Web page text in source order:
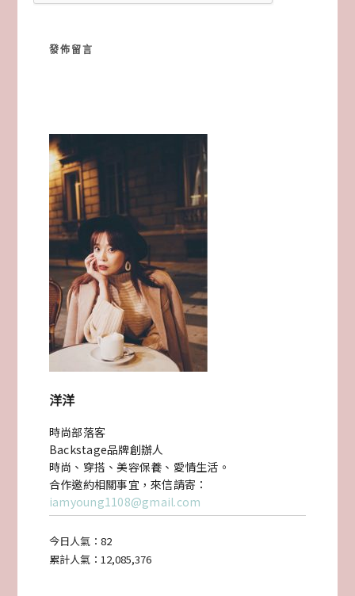
洋洋
時尚部落客
Backstage品牌創辦人
時尚、穿搭、美容保養、愛情生活。
合作邀約相關事宜，來信請寄：
iamyoung1108@gmail.com
今日人氣： 82
累計人氣： 12,085,376